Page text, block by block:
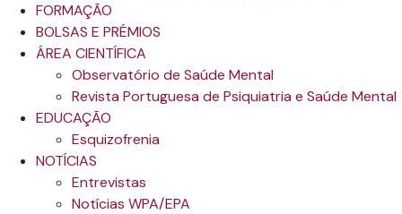
FORMAÇÃO
BOLSAS E PRÉMIOS
ÁREA CIENTÍFICA
Observatório de Saúde Mental
Revista Portuguesa de Psiquiatria e Saúde Mental
EDUCAÇÃO
Esquizofrenia
NOTÍCIAS
Entrevistas
Notícias WPA/EPA